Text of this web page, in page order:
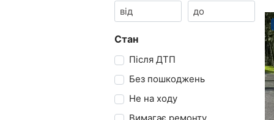
Стан
Після ДТП
Без пошкоджень
Не на ходу